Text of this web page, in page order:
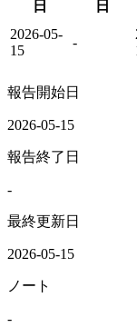
日
日
2026-05-
15
-
報告開始日
2026-05-15
報告終了日
-
最終更新日
2026-05-15
ノート
-